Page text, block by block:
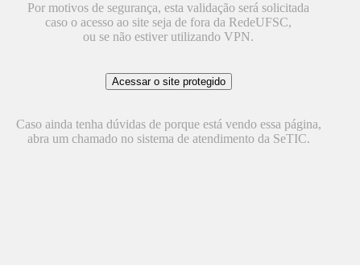
Por motivos de segurança, esta validação será solicitada
caso o acesso ao site seja de fora da RedeUFSC,
ou se não estiver utilizando VPN.
Caso ainda tenha dúvidas de porque está vendo essa página,
abra um chamado no sistema de atendimento da SeTIC.